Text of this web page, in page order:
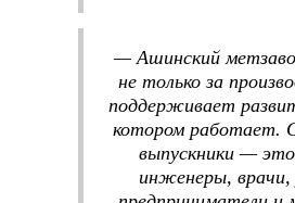
— Ашинский
не только за
поддерживает
котором работает.
выпускники —
инженеры, врачи,